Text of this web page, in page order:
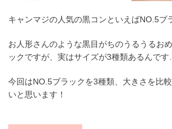
キャンマジの人気の黒コンといえばNO.5ブ
お人形さんのような黒目がちのうるうるお
ックですが、実はサイズが3種類あるんです
今回はNO.5ブラックを3種類、大きさを比
いと思います！